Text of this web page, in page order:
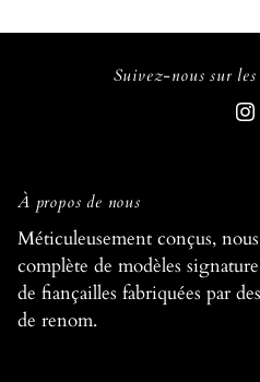
Suivez-nous sur
À propos de nous
Méticuleusement conçus,
complète de modèles
de fiançailles fabriquées par
de renom.